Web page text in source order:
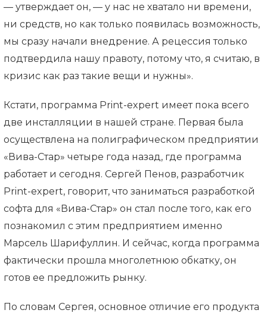
— утверждает он, — у нас не хватало ни времени,
ни средств, но как только появилась возможность,
мы сразу начали внедрение. А рецессия только
подтвердила нашу правоту, потому что, я считаю, в
кризис как раз такие вещи и нужны».
Кстати, программа Print-expert имеет пока всего
две инсталляции в нашей стране. Первая была
осуществлена на полиграфическом предприятии
«Вива-Стар» четыре года назад, где программа
работает и сегодня. Сергей Пенов, разработчик
Print-expert, говорит, что заниматься разработкой
софта для «Вива-Стар» он стал после того, как его
познакомил с этим предприятием именно
Марсель Шарифуллин. И сейчас, когда программа
фактически прошла многолетнюю обкатку, он
готов ее предложить рынку.
По словам Сергея, основное отличие его продукта